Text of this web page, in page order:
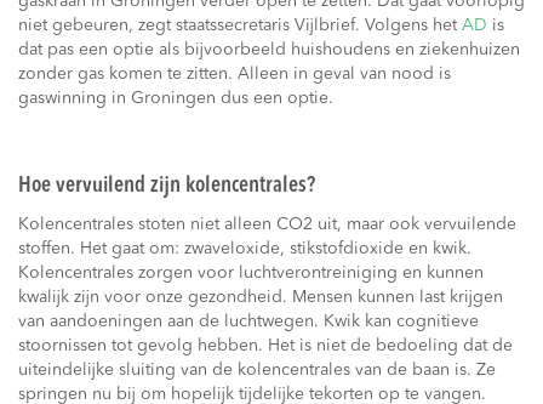
niet gebeuren, zegt staatssecretaris Vijlbrief. Volgens het AD is
dat pas een optie als bijvoorbeeld huishoudens en ziekenhuizen
zonder gas komen te zitten. Alleen in geval van nood is
gaswinning in Groningen dus een optie.
Hoe vervuilend zijn kolencentrales?
Kolencentrales stoten niet alleen CO2 uit, maar ook vervuilende
stoffen. Het gaat om: zwaveloxide, stikstofdioxide en kwik.
Kolencentrales zorgen voor luchtverontreiniging en kunnen
kwalijk zijn voor onze gezondheid. Mensen kunnen last krijgen
van aandoeningen aan de luchtwegen. Kwik kan cognitieve
stoornissen tot gevolg hebben. Het is niet de bedoeling dat de
uiteindelijke sluiting van de kolencentrales van de baan is. Ze
springen nu bij om hopelijk tijdelijke tekorten op te vangen.